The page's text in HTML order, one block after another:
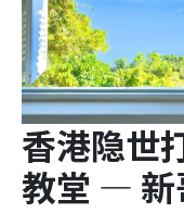
香港隐世
教堂 — 新